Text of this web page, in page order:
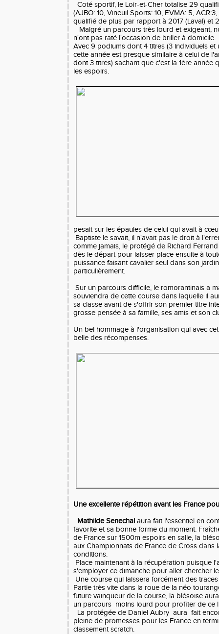
Coté sportif, le Loir-et-Cher totalise 29
(AJBO: 10, Vineuil Sports: 10, EVMA: 5,
qualifié de plus par rapport à 2017 (Laval) et
Malgré un parcours très lourd et exigeant,
n'ont pas raté l'occasion de briller à domicile.
Avec 9 podiums dont 4 titres (3 individuels et
cette année est presque similaire à celui de
dont 3 titres) sachant que c'est la 1ère année
les espoirs.
pesait sur les épaules de celui qui avait à
Baptiste le savait, il n'avait pas le droit à
comme jamais, le protégé de Richard
dès le départ pour laisser place ensuite à
puissance faisant cavalier seul dans son
particulièrement.
Sur un parcours difficile, le romorantinais a
souviendra de cette course dans laquelle il
sa classe avant de s'offrir son premier titre
grosse pensée à sa famille, ses amis et son
Un bel hommage à l'organisation qui avec
belle des récompenses.
Une excellente répétition avant les France
Mathilde Senechal aura fait l'essentiel en
favorite et sa bonne forme du moment.
de France sur 1500m espoirs en salle, la
aux Championnats de France de Cross dans
conditions.
Place maintenant à la récupération puisque
s'employer ce dimanche pour aller chercher
Une course qui laissera forcément des
Partie très vite dans la roue de la néo
future vainqueur de la course, la blésoise
un parcours moins lourd pour profiter de ce
La protégée de Daniel Aubry aura fait
pleine de promesses pour les France en
classement scratch.